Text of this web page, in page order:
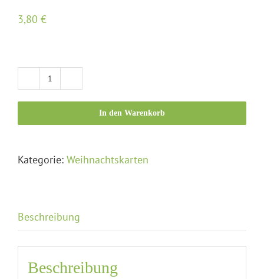
3,80 €
Klappkarte
"Liebevolle
Weihnacht"In den Warenkorb
Kategorie: Weihnachtskarten
Beschreibung
Beschreibung